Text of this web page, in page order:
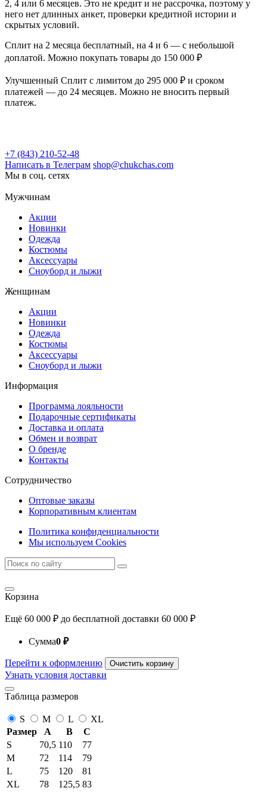
2, 4 или 6 месяцев. Это не кредит и не рассрочка, поэтому у
него нет длинных анкет, проверки кредитной истории и
скрытых условий.
Сплит на 2 месяца бесплатный, на 4 и 6 — с небольшой
доплатой. Можно покупать товары до 150 000 ₽
Улучшенный Сплит с лимитом до 295 000 ₽ и сроком
платежей — до 24 месяцев. Можно не вносить первый
платеж.
+7 (843) 210-52-48
Написать в Телеграм shop@chukchas.com
Мы в соц. сетях
Мужчинам
Акции
Новинки
Одежда
Костюмы
Аксессуары
Сноуборд и лыжи
Женщинам
Акции
Новинки
Одежда
Костюмы
Аксессуары
Сноуборд и лыжи
Информация
Программа лояльности
Подарочные сертификаты
Доставка и оплата
Обмен и возврат
О бренде
Контакты
Сотрудничество
Оптовые заказы
Корпоративным клиентам
Политика конфиденциальности
Мы используем Cookies
Корзина
Ещё 60 000 ₽ до бесплатной доставки 60 000 ₽
Сумма0 ₽
Перейти к оформлению Очистить корзину
Узнать условия доставки
Таблица размеров
S M L
XL
Размер
A B
C
S
70,5 110
77
M
72 114
79
L
75 120
81
XL
78 125,5 83